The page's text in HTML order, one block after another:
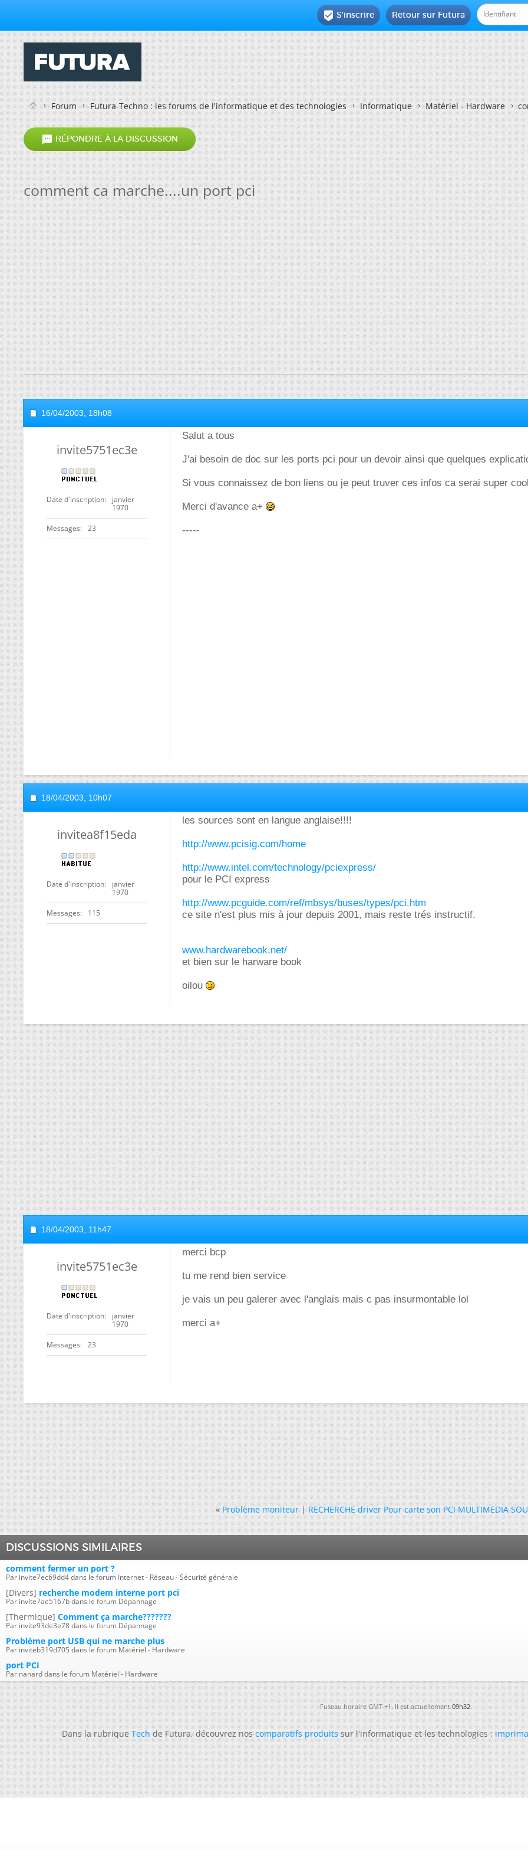
Retour sur Futura
 S'inscrire
Forum Futura-Techno : les forums de l'informatique et des technologies Informatique Matériel - Hardware
 RÉPONDRE À LA DISCUSSION
comment ca marche....un port pci
16/04/2003, 18h08
invite5751ec3e
Date d'inscription
janvier
1970
Messages 23
Salut a tous
J'ai besoin de doc sur les ports pci pour un devoir ainsi que quelques
Si vous connaissez de bon liens ou je peut truver ces infos ca serai super
Merci d'avance a+
-----
18/04/2003, 10h07
invitea8f15eda
Date d'inscription
janvier
1970
Messages 115
les sources sont en langue anglaise!!!!
http://www.pcisig.com/home
http://www.intel.com/technology/pciexpress/
pour le PCI express
http://www.pcguide.com/ref/mbsys/buses/types/pci.htm
ce site n'est plus mis à jour depuis 2001, mais reste trés instructif.
www.hardwarebook.net/
et bien sur le harware book
oilou
18/04/2003, 11h47
invite5751ec3e
Date d'inscription
janvier
1970
Messages 23
merci bcp
tu me rend bien service
je vais un peu galerer avec l'anglais mais c pas insurmontable lol
merci a+
« Problème moniteur|RECHERCHE driver Pour carte son PCI MULTIMEDIA
DISCUSSIONS SIMILAIRES
comment fermer un port ?
Par invite7ec69dd4 dans le forum Internet - Réseau - Sécurité générale
[Divers] recherche modem interne port pci
Par invite7ae5167b dans le forum Dépannage
[Thermique] Comment ça marche???????
Par invite93de3e78 dans le forum Dépannage
Problème port USB qui ne marche plus
Par inviteb319d705 dans le forum Matériel - Hardware
port PCI
Par nanard dans le forum Matériel - Hardware
Fuseau horaire GMT +1. Il est actuellement09h32.
Dans la rubriqueTechde Futura, découvrez noscomparatifs produitssur l'informatique et les technologies :